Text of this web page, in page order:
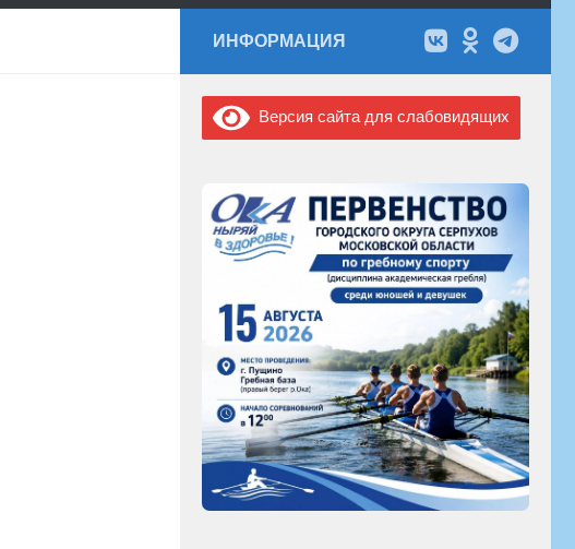
ИНФОРМАЦИЯ
Версия сайта для слабовидящих